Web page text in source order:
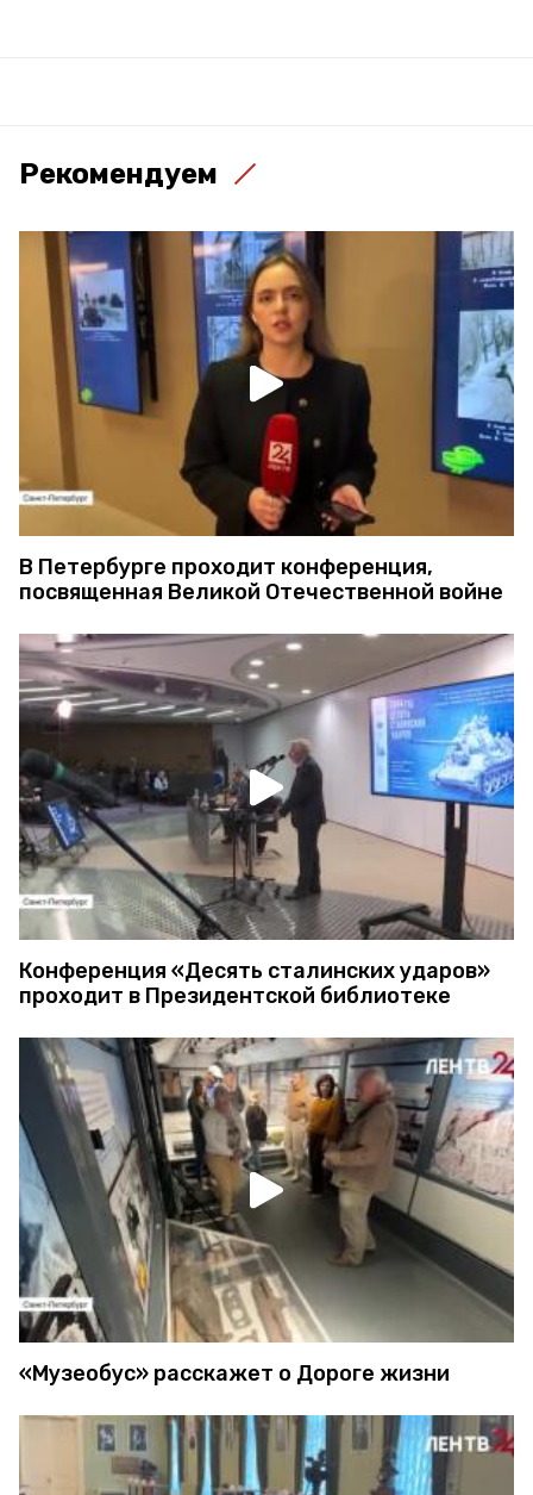
Рекомендуем
В Петербурге проходит конференция,
посвященная Великой Отечественной войне
Конференция «Десять сталинских ударов»
проходит в Президентской библиотеке
«Музеобус» расскажет о Дороге жизни